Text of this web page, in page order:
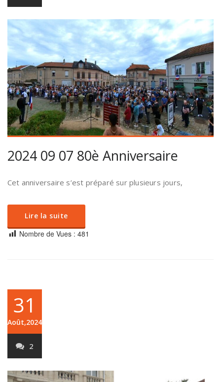
2024 09 07 80è Anniversaire
Cet anniversaire s’est préparé sur plusieurs jours,
Lire la suite
Nombre de Vues : 481
31
Août,2024
2